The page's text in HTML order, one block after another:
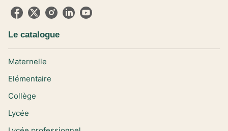
Le catalogue
Maternelle
Elémentaire
Collège
Lycée